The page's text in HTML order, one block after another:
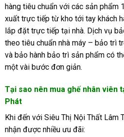
hàng tiêu chuẩn với các sản phẩm
xuất trực tiếp từ kho tới tay khách
lắp đặt trực tiếp tại nhà. Dịch vụ
theo tiêu chuẩn nhà máy – bảo trì
và bảo hành bảo trì sản phẩm có
một vài bước đơn giản.
Tại sao nên mua ghế nhân viên
Phát
Khi đến với Siêu Thị Nội Thất Lâm
nhận được nhiều ưu đãi: